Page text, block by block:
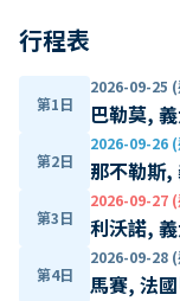
行程表
第1日
2026-09-25 (
巴勒莫,
第2日
2026-09-26 (
那不勒斯,
第3日
2026-09-27 (
利沃諾,
第4日
2026-09-28 (
馬賽, 法國